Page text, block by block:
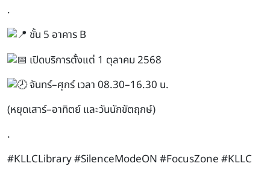
.
ชั้น 5 อาคาร B
เปิดบริการตั้งแต่ 1 ตุลาคม 2568
จันทร์–ศุกร์ เวลา 08.30–16.30 น.
(หยุดเสาร์–อาทิตย์ และวันนักขัตฤกษ์)
.
#KLLCLibrary#SilenceModeON#FocusZone#KLLC